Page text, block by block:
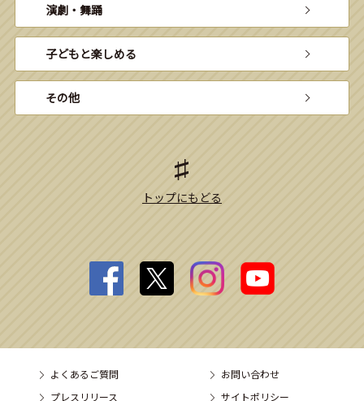
演劇・舞踊
子どもと楽しめる
その他
トップにもどる
よくあるご質問
お問い合わせ
プレスリリース
サイトポリシー